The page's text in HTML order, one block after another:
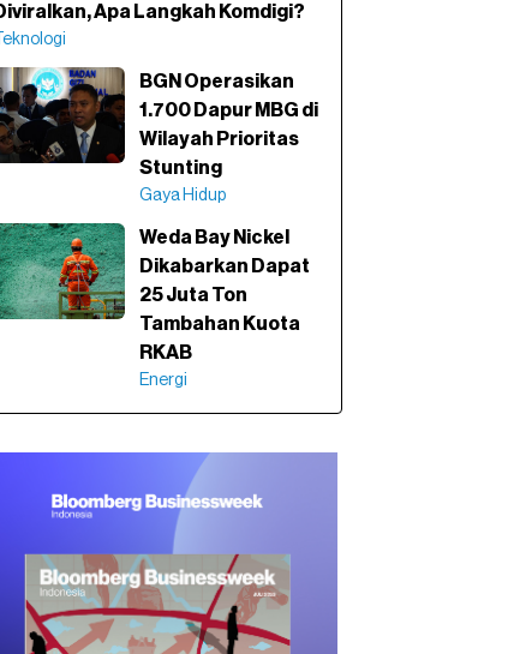
Apa Langkah Komdigi?
Teknologi
BGN Operasikan
1.700 Dapur MBG di
Wilayah Prioritas
Stunting
Gaya Hidup
Weda Bay Nickel
Dikabarkan Dapat
25 Juta Ton
Tambahan Kuota
RKAB
Energi